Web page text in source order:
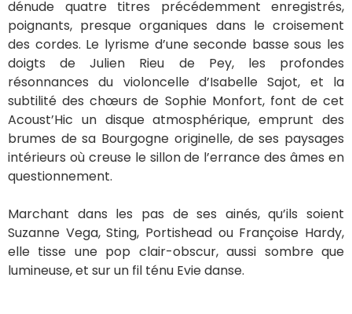
INSCRIPTION
© 2026 All Rights Reserved EVIE & GloryDaze